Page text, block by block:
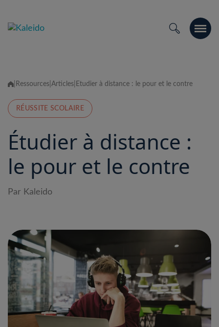
content
Ressources Articles Étudier à distance : le pour et le contre
RÉUSSITE SCOLAIRE
Étudier à distance :
le pour et le contre
Par Kaleido